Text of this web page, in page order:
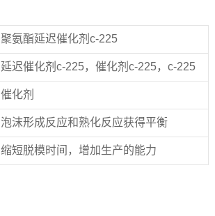
聚氨酯延迟催化剂c-225
延迟催化剂c-225，催化剂c-225，c-225
催化剂
泡沫形成反应和熟化反应获得平衡
缩短脱模时间，增加生产的能力